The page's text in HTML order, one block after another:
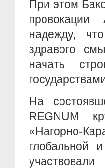
При этом
провокации
надежду,
здравого
начать
На
REGNUM
«Нагорно-
глобальной